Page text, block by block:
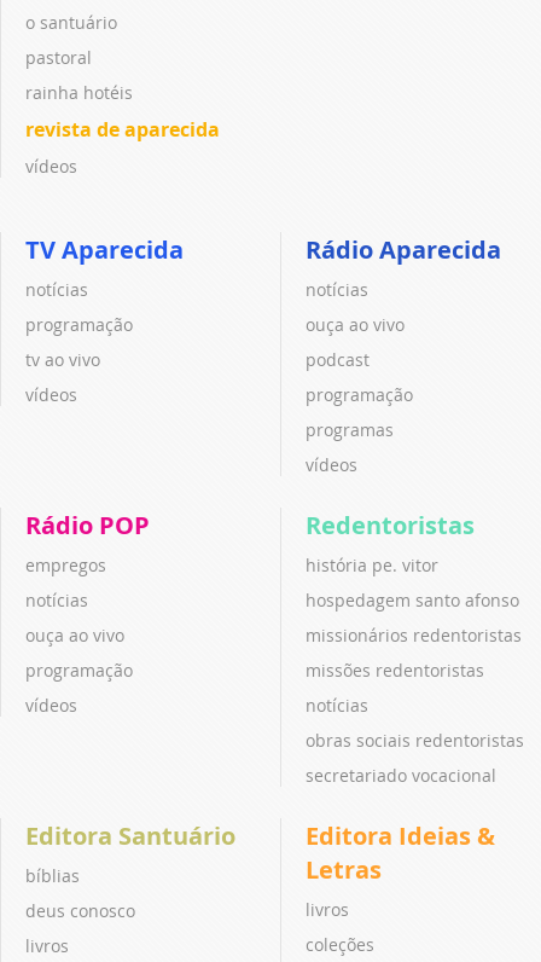
o santuário
pastoral
rainha hotéis
revista de aparecida
vídeos
TV Aparecida
notícias
programação
tv ao vivo
vídeos
Rádio Aparecida
notícias
ouça ao vivo
podcast
programação
programas
vídeos
Rádio POP
empregos
notícias
ouça ao vivo
programação
vídeos
Redentoristas
história pe. vitor
hospedagem santo afonso
missionários redentoristas
missões redentoristas
notícias
obras sociais redentoristas
secretariado vocacional
Editora Santuário
bíblias
deus conosco
livros
Editora Ideias &
Letras
livros
coleções